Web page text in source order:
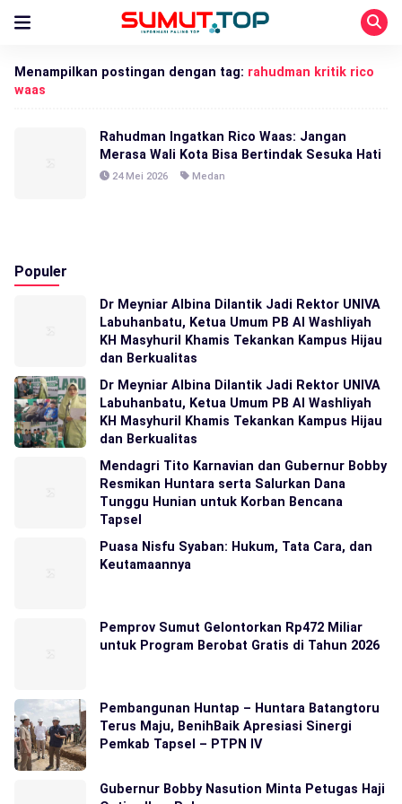
Menampilkan postingan dengan tag: rahudman kritik rico
waas
Rahudman Ingatkan Rico Waas: Jangan
Merasa Wali Kota Bisa Bertindak Sesuka Hati
24 Mei 2026 Medan
Populer
Dr Meyniar Albina Dilantik Jadi Rektor UNIVA
Labuhanbatu, Ketua Umum PB Al Washliyah
KH Masyhuril Khamis Tekankan Kampus Hijau
dan Berkualitas
Dr Meyniar Albina Dilantik Jadi Rektor UNIVA
Labuhanbatu, Ketua Umum PB Al Washliyah
KH Masyhuril Khamis Tekankan Kampus Hijau
dan Berkualitas
Mendagri Tito Karnavian dan Gubernur Bobby
Resmikan Huntara serta Salurkan Dana
Tunggu Hunian untuk Korban Bencana
Tapsel
Puasa Nisfu Syaban: Hukum, Tata Cara, dan
Keutamaannya
Pemprov Sumut Gelontorkan Rp472 Miliar
untuk Program Berobat Gratis di Tahun 2026
Pembangunan Huntap – Huntara Batangtoru
Terus Maju, BenihBaik Apresiasi Sinergi
Pemkab Tapsel – PTPN IV
Gubernur Bobby Nasution Minta Petugas Haji